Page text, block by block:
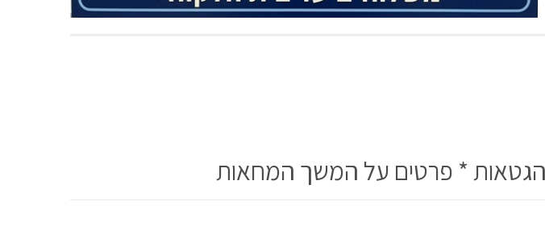
הגטאות * פרטים על המשך המחאות